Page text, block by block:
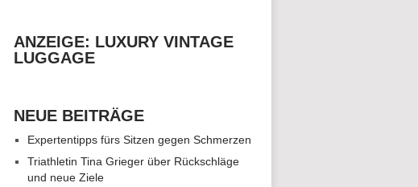
ANZEIGE: LUXURY VINTAGE
LUGGAGE
NEUE BEITRÄGE
Expertentipps fürs Sitzen gegen Schmerzen
Triathletin Tina Grieger über Rückschläge
und neue Ziele